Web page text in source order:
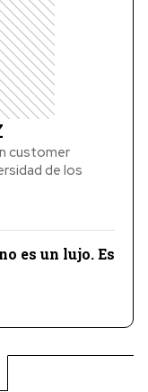
customer
de los
es un lujo. Es